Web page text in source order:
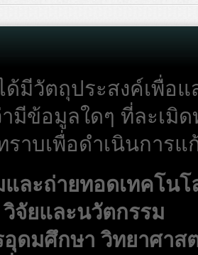
ด้มีวัตถุประสงค์เพื่อแ
มีข้อมูลใดๆ ที่ละเมิ
ราบเพื่อดำเนินการ
และถ่ายทอดเทคโน
จัยและนวัตกรรม
อุดมศึกษา วิทยาศาส